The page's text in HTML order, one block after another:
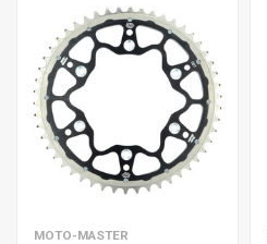
MOTO-MASTER